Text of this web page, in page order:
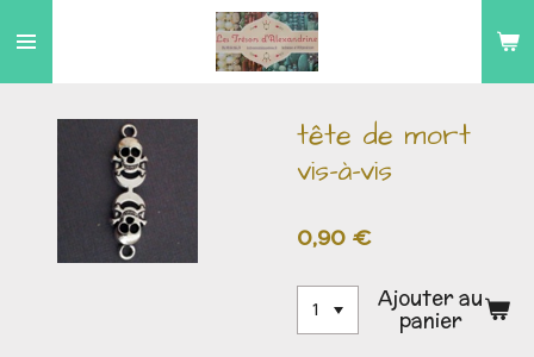
au
tête de mort
vis-à-vis
0,90 €
Ajouter au
panier